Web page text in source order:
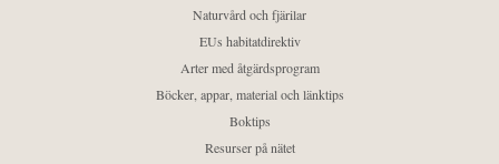
Naturvård och fjärilar
EUs habitatdirektiv
Arter med åtgärdsprogram
Böcker, appar, material och länktips
Boktips
Resurser på nätet